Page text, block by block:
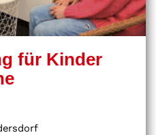
für Kinder